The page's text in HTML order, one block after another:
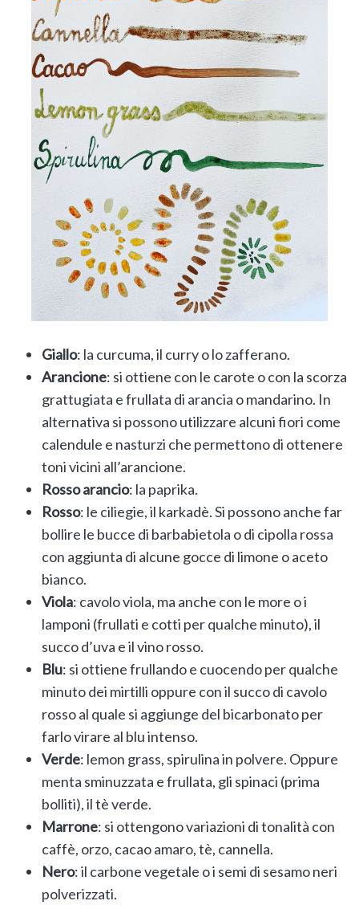
Giallo: la curcuma, il curry o lo zafferano.
Arancione: si ottiene con le carote o con la scorza
grattugiata e frullata di arancia o mandarino. In
alternativa si possono utilizzare alcuni fiori come
calendule e nasturzi che permettono di ottenere
toni vicini all’arancione.
Rosso arancio: la paprika.
Rosso: le ciliegie, il karkadè. Si possono anche far
bollire le bucce di barbabietola o di cipolla rossa
con aggiunta di alcune gocce di limone o aceto
bianco.
Viola: cavolo viola, ma anche con le more o i
lamponi (frullati e cotti per qualche minuto), il
succo d’uva e il vino rosso.
Blu: si ottiene frullando e cuocendo per qualche
minuto dei mirtilli oppure con il succo di cavolo
rosso al quale si aggiunge del bicarbonato per
farlo virare al blu intenso.
Verde: lemon grass, spirulina in polvere. Oppure
menta sminuzzata e frullata, gli spinaci (prima
bolliti), il tè verde.
Marrone: si ottengono variazioni di tonalità con
caffè, orzo, cacao amaro, tè, cannella.
Nero: il carbone vegetale o i semi di sesamo neri
polverizzati.